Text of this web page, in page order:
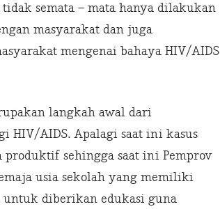
semata – mata hanya dilakukan
masyarakat dan juga
mengenai bahaya HIV/AIDS
langkah awal dari
HIV/AIDS. Apalagi saat ini kasus
produktif sehingga saat ini Pemprov
usia sekolah yang memiliki
untuk diberikan edukasi guna